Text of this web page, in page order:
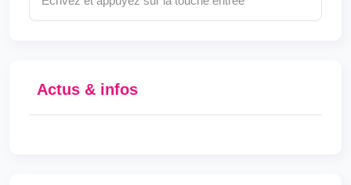
Actus & infos